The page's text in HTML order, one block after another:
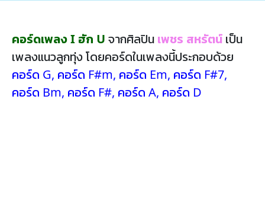
คอร์ดเพลง I ฮัก U จากศิลปิน เพชร สหรัตน์ เป็น
เพลงแนวลูกทุ่ง โดยคอร์ดในเพลงนี้ประกอบด้วย
คอร์ด G, คอร์ด F#m, คอร์ด Em, คอร์ด F#7,
คอร์ด Bm, คอร์ด F#, คอร์ด A, คอร์ด D